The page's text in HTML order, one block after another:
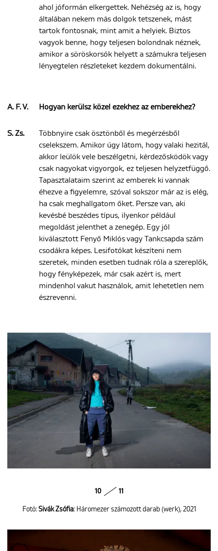
ahol jóformán elkergettek. Nehézség az is, hogy
általában nekem más dolgok tetszenek, mást
tartok fontosnak, mint amit a helyiek. Biztos
vagyok benne, hogy teljesen bolondnak néznek,
amikor a söröskorsók helyett a számukra teljesen
lényegtelen részleteket kezdem dokumentálni.
A. F. V. Hogyan kerülsz közel ezekhez az emberekhez?
S. Zs.
Többnyire csak ösztönből és megérzésből
cselekszem. Amikor úgy látom, hogy valaki hezitál,
akkor leülök vele beszélgetni, kérdezősködök vagy
csak nagyokat vigyorgok, ez teljesen helyzetfüggő.
Tapasztalataim szerint az emberek ki vannak
éhezve a figyelemre, szóval sokszor már az is elég,
ha csak meghallgatom őket. Persze van, aki
kevésbé beszédes típus, ilyenkor például
megoldást jelenthet a zenegép. Egy jól
kiválasztott Fenyő Miklós vagy Tankcsapda szám
csodákra képes. Lesifotókat készíteni nem
szeretek, minden esetben tudnak róla a szereplők,
hogy fényképezek, már csak azért is, mert
mindenhol vakut használok, amit lehetetlen nem
észrevenni.
10 11
Fotó: Sivák Zsófia: Háromezer számozott darab (werk), 2021